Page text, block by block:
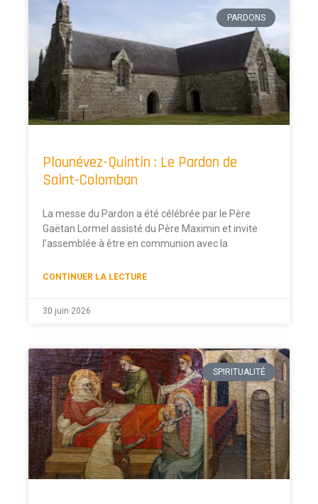
PARDONS
Plounévez-Quintin : Le Pardon de
Saint-Colomban
La messe du Pardon a été célébrée par le Père
Gaëtan Lormel assisté du Père Maximin et invite
l’assemblée à être en communion avec la
CONTINUER LA LECTURE
30 juin 2026
SPIRITUALITÉ